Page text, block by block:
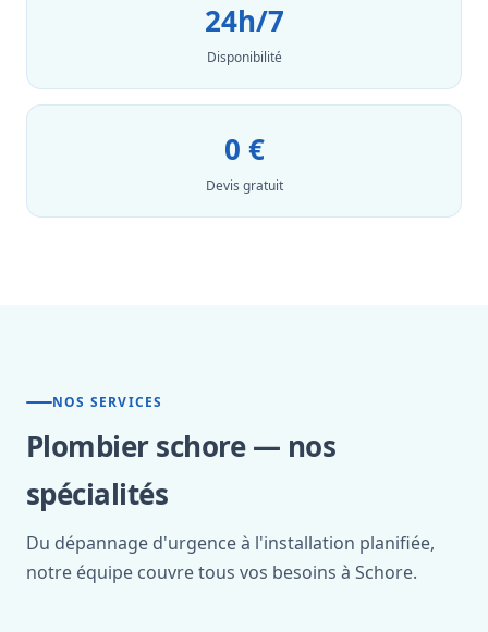
24h/7
Disponibilité
0 €
Devis gratuit
NOS SERVICES
Plombier schore — nos
spécialités
Du dépannage d'urgence à l'installation planifiée,
notre équipe couvre tous vos besoins à Schore.